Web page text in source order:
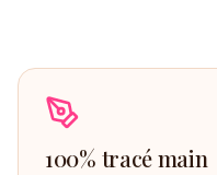
100% tracé main